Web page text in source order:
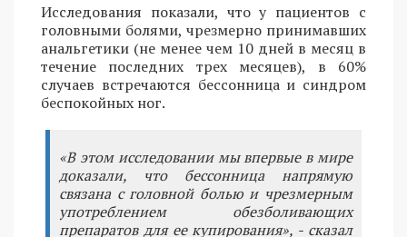
Исследования показали, что у пациентов с
головными болями, чрезмерно принимавших
анальгетики (не менее чем 10 дней в месяц в
течение последних трех месяцев), в 60%
случаев встречаются бессонница и синдром
беспокойных ног.
«В этом исследовании мы впервые в мире
доказали, что бессонница напрямую
связана с головной болью и чрезмерным
употреблением обезболивающих
препаратов для ее купирования», - сказал